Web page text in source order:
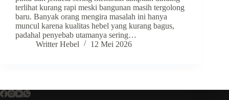
terlihat kurang rapi meski bangunan masih tergolong
baru. Banyak orang mengira masalah ini hanya
muncul karena kualitas hebel yang kurang bagus,
padahal penyebab utamanya sering…
Writter Hebel
12 Mei 2026